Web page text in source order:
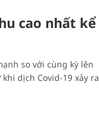
cao nhất kể
so với cùng kỳ lên
dịch Covid-19 xảy ra